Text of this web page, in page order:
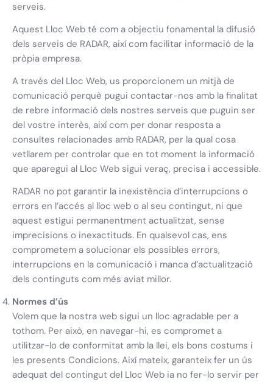
serveis.
Aquest Lloc Web té com a objectiu fonamental la difusió
dels serveis de RADAR, així com facilitar informació de la
pròpia empresa.
A través del Lloc Web, us proporcionem un mitjà de
comunicació perquè pugui contactar-nos amb la finalitat
de rebre informació dels nostres serveis que puguin ser
del vostre interès, així com per donar resposta a
consultes relacionades amb RADAR, per la qual cosa
vetllarem per controlar que en tot moment la informació
que aparegui al Lloc Web sigui veraç, precisa i accessible.
RADAR no pot garantir la inexistència d’interrupcions o
errors en l’accés al lloc web o al seu contingut, ni que
aquest estigui permanentment actualitzat, sense
imprecisions o inexactituds. En qualsevol cas, ens
comprometem a solucionar els possibles errors,
interrupcions en la comunicació i manca d’actualització
dels continguts com més aviat millor.
Normes d’ús
Volem que la nostra web sigui un lloc agradable per a
tothom. Per això, en navegar-hi, es compromet a
utilitzar-lo de conformitat amb la llei, els bons costums i
les presents Condicions. Així mateix, garanteix fer un ús
adequat del contingut del Lloc Web ia no fer-lo servir per